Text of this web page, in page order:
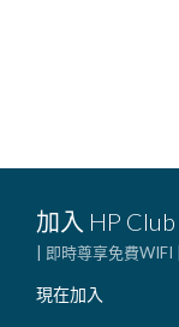
加入 HP Club
| 即時尊享免費
現在加入